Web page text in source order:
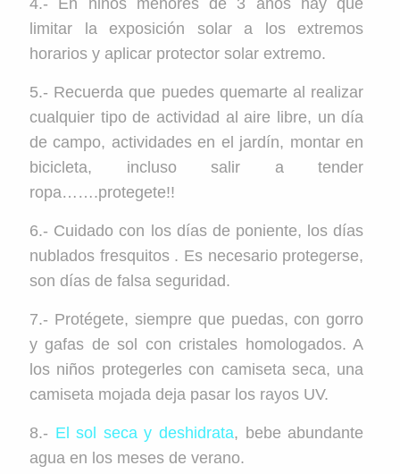
4.- En niños menores de 3 años hay que
limitar la exposición solar a los extremos
horarios y aplicar protector solar extremo.
5.- Recuerda que puedes quemarte al realizar
cualquier tipo de actividad al aire libre, un día
de campo, actividades en el jardín, montar en
bicicleta, incluso salir a tender
ropa…….protegete!!
6.- Cuidado con los días de poniente, los días
nublados fresquitos . Es necesario protegerse,
son días de falsa seguridad.
7.- Protégete, siempre que puedas, con gorro
y gafas de sol con cristales homologados. A
los niños protegerles con camiseta seca, una
camiseta mojada deja pasar los rayos UV.
8.- El sol seca y deshidrata, bebe abundante
agua en los meses de verano.